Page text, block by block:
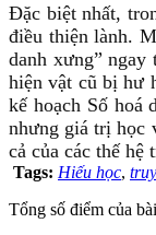
Đặc biệt nhất,
điều thiện lành.
danh xưng”
hiện vật cũ bị hư
kế hoạch Số hoá
nhưng giá trị học
cả của các thế
Tags: Hiếu học,
Tổng số điểm của